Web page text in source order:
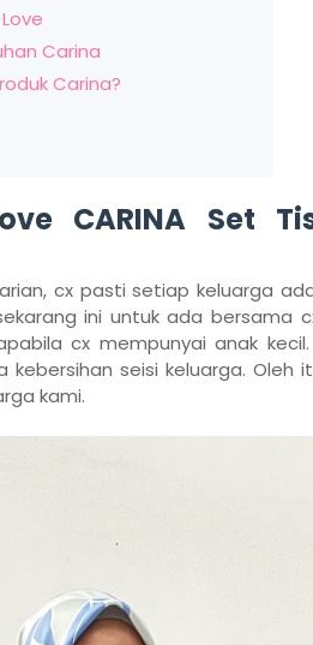
Carina
Carina?
CARINA Set
cx pasti setiap keluarga
ini untuk ada bersama
cx mempunyai anak
seisi keluarga. Oleh
kami.